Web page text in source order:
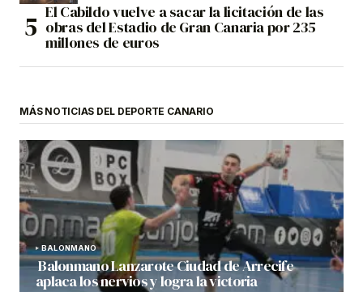
El Cabildo vuelve a sacar la licitación de las
obras del Estadio de Gran Canaria por 235
millones de euros
MÁS NOTICIAS DEL DEPORTE CANARIO
BALONMANO
Balonmano Lanzarote Ciudad de Arrecife
aplaca los nervios y logra la victoria